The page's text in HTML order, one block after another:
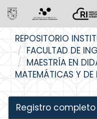
navigation
REPOSITORIO
FACULTAD DE
MAESTRÍA EN
MATEMÁTICAS Y DE
Registro